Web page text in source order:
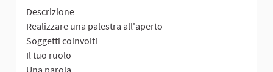
Descrizione
Realizzare una palestra all'aperto
Soggetti coinvolti
Il tuo ruolo